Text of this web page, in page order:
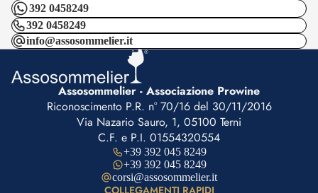
392 0458249
392 0458249
info@assosommelier.it
Assosommelier - Associazione Prowine
Riconoscimento P.R. n° 70/16 del 30/11/2016
Via Nazario Sauro, 1, 05100 Terni
C.F. e P.I. 01554320554
+39 392 045 8249
+39 392 045 8249
corsi@assosommelier.it